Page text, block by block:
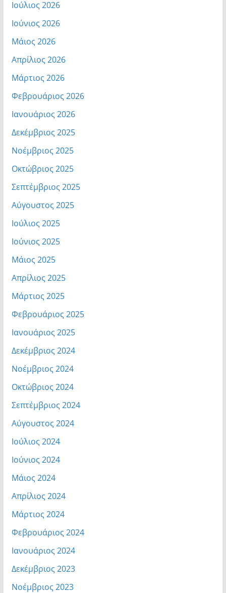
Ιούλιος 2026
Ιούνιος 2026
Μάιος 2026
Απρίλιος 2026
Μάρτιος 2026
Φεβρουάριος 2026
Ιανουάριος 2026
Δεκέμβριος 2025
Νοέμβριος 2025
Οκτώβριος 2025
Σεπτέμβριος 2025
Αύγουστος 2025
Ιούλιος 2025
Ιούνιος 2025
Μάιος 2025
Απρίλιος 2025
Μάρτιος 2025
Φεβρουάριος 2025
Ιανουάριος 2025
Δεκέμβριος 2024
Νοέμβριος 2024
Οκτώβριος 2024
Σεπτέμβριος 2024
Αύγουστος 2024
Ιούλιος 2024
Ιούνιος 2024
Μάιος 2024
Απρίλιος 2024
Μάρτιος 2024
Φεβρουάριος 2024
Ιανουάριος 2024
Δεκέμβριος 2023
Νοέμβριος 2023